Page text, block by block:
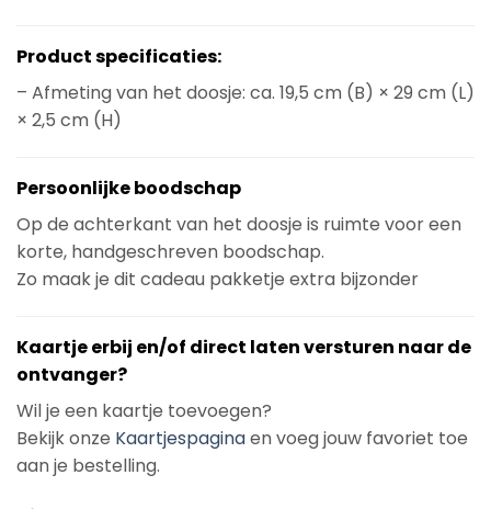
Product specificaties:
– Afmeting van het doosje: ca. 19,5 cm (B) × 29 cm (L)
× 2,5 cm (H)
Persoonlijke boodschap
Op de achterkant van het doosje is ruimte voor een
korte, handgeschreven boodschap.
Zo maak je dit cadeau pakketje extra bijzonder
Kaartje erbij en/of direct laten versturen naar de
ontvanger?
Wil je een kaartje toevoegen?
Bekijk onze Kaartjespaginaen voeg jouw favoriet toe
aan je bestelling.